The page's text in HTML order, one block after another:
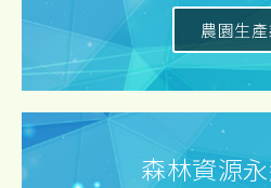
農園生產
森林資源